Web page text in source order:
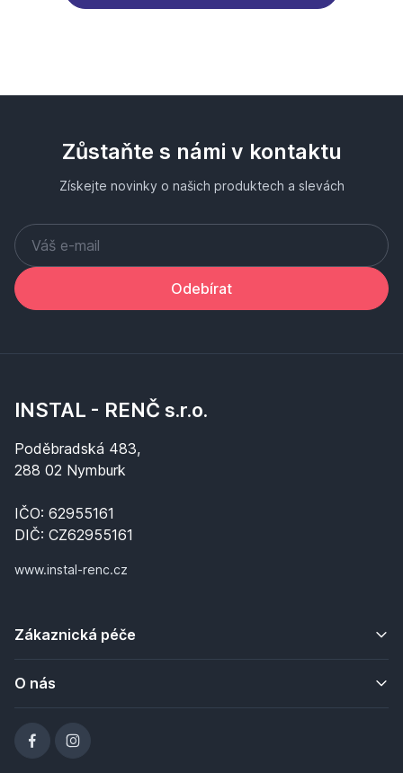
Zůstaňte s námi v kontaktu
Získejte novinky o našich produktech a slevách
Odebírat
INSTAL - RENČ s.r.o.
Poděbradská 483,
288 02 Nymburk
IČO: 62955161
DIČ: CZ62955161
www.instal-renc.cz
Zákaznická péče
O nás